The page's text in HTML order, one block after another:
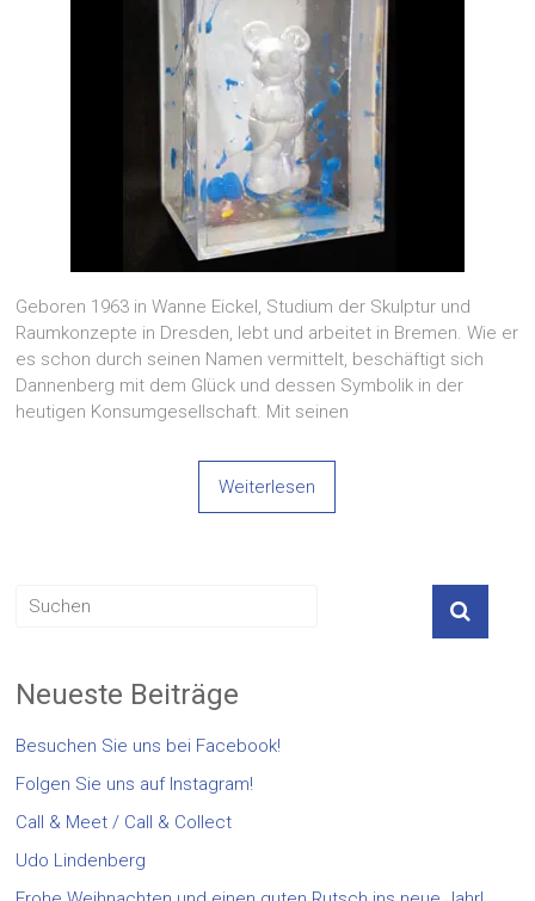
Geboren 1963 in Wanne Eickel, Studium der Skulptur und
Raumkonzepte in Dresden, lebt und arbeitet in Bremen. Wie er
es schon durch seinen Namen vermittelt, beschäftigt sich
Dannenberg mit dem Glück und dessen Symbolik in der
heutigen Konsumgesellschaft. Mit seinen
Weiterlesen
Neueste Beiträge
Besuchen Sie uns bei Facebook!
Folgen Sie uns auf Instagram!
Call & Meet / Call & Collect
Udo Lindenberg